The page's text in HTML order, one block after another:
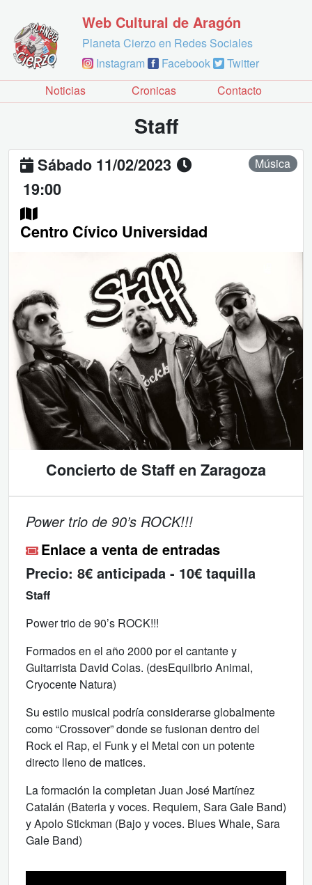
Web Cultural de Aragón
Planeta Cierzo en Redes Sociales
Instagram
Facebook
Twitter
Noticias
Cronicas Contacto
Staff
Sábado 11/02/2023
19:00
Centro Cívico Universidad
Música
Concierto de Staff en Zaragoza
Power trio de 90’s ROCK!!!
Enlace a venta de entradas
Precio: 8€ anticipada - 10€ taquilla
Staff
Power trio de 90’s ROCK!!!
Formados en el año 2000 por el cantante y
Guitarrista David Colas. (desEquilbrio Animal,
Cryocente Natura)
Su estilo musical podría considerarse globalmente
como “Crossover” donde se fusionan dentro del
Rock el Rap, el Funk y el Metal con un potente
directo lleno de matices.
La formación la completan Juan José Martínez
Catalán (Bateria y voces. Requiem, Sara Gale Band)
y Apolo Stickman (Bajo y voces. Blues Whale, Sara
Gale Band)